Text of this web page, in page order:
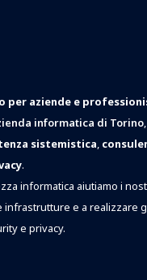
per aziende e
informatica di Torino
sistemistica,
.
informatica aiutiamo i
infrastrutture e a realizzare
e privacy.